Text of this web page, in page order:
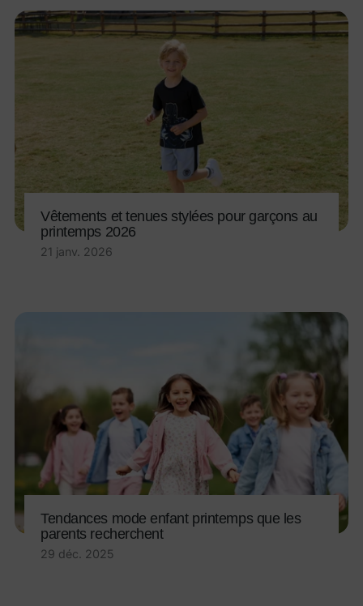
Vêtements et tenues stylées pour garçons au
printemps 2026
21 janv. 2026
Tendances mode enfant printemps que les
parents recherchent
29 déc. 2025